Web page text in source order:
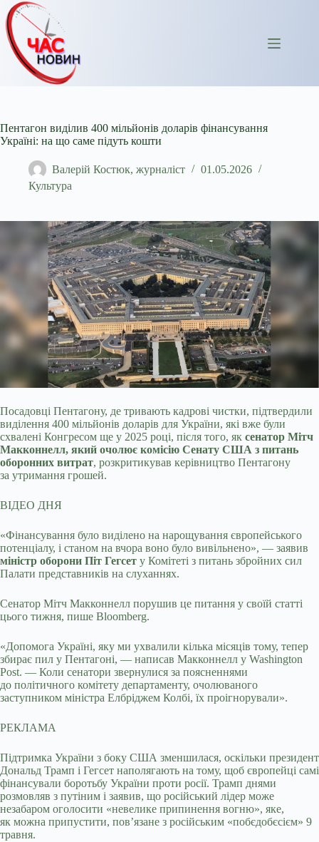
Перейти
до
вмісту
Пентагон виділив 400 мільйонів доларів фінансування
Україні: на що саме підуть кошти
Валерій Костюк, журналіст
01.05.2026
Культура
Посадовці Пентагону, де тривають кадрові чистки, підтвердили
виділення 400 мільйонів доларів для України, які вже були
схвалені Конгресом ще у 2025 році, після того, як сенатор Мітч
Макконнелл, який очолює комісію Сенату США з питань
оборонних витрат, розкритикував керівництво Пентагону
за утримання грошей.
ВІДЕО ДНЯ
«Фінансування було виділено на нарощування європейського
потенціалу, і станом на вчора воно було вивільнено», — заявив
міністр оборони Піт Гегсет у Комітеті з питань збройних сил
Палати представників на слуханнях.
Сенатор Мітч Макконнелл порушив це питання у своїй статті
цього тижня, пише Bloomberg.
«Допомога Україні, яку ми ухвалили кілька місяців тому, тепер
збирає пил у Пентагоні, — написав Макконнелл у Washington
Post. — Коли сенатори звернулися за поясненнями
до політичного комітету департаменту, очолюваного
заступником міністра Елбріджем Колбі, їх проігнорували».
РЕКЛАМА
Підтримка України з боку США зменшилася, оскільки президент
Дональд Трамп і Гегсет наполягають на тому, щоб європейці самі
фінансували боротьбу України проти росії. Трамп днями
розмовляв з путіним і заявив, що російський лідер може
незабаром оголосити «невелике припинення вогню», яке,
як можна припустити, пов’язане з російським «побєдобєсієм» 9
травня.